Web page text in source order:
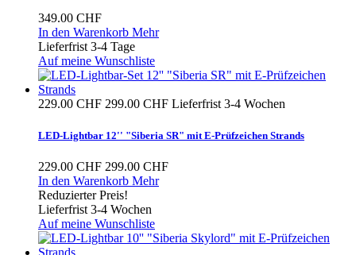
349.00 CHF
In den Warenkorb Mehr
Lieferfrist 3-4 Tage
Auf meine Wunschliste
229.00 CHF 299.00 CHF Lieferfrist 3-4 Wochen
LED-Lightbar 12'' "Siberia SR" mit E-Prüfzeichen Strands
229.00 CHF 299.00 CHF
In den Warenkorb Mehr
Reduzierter Preis!
Lieferfrist 3-4 Wochen
Auf meine Wunschliste